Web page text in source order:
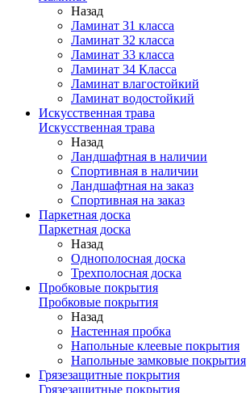
Назад
Ламинат 31 класса
Ламинат 32 класса
Ламинат 33 класса
Ламинат 34 Класса
Ламинат влагостойкий
Ламинат водостойкий
Искусственная трава
Искусственная трава
Назад
Ландшафтная в наличии
Спортивная в наличии
Ландшафтная на заказ
Спортивная на заказ
Паркетная доска
Паркетная доска
Назад
Однополосная доска
Трехполосная доска
Пробковые покрытия
Пробковые покрытия
Назад
Настенная пробка
Напольные клеевые покрытия
Напольные замковые покрытия
Грязезащитные покрытия
Грязезащитные покрытия